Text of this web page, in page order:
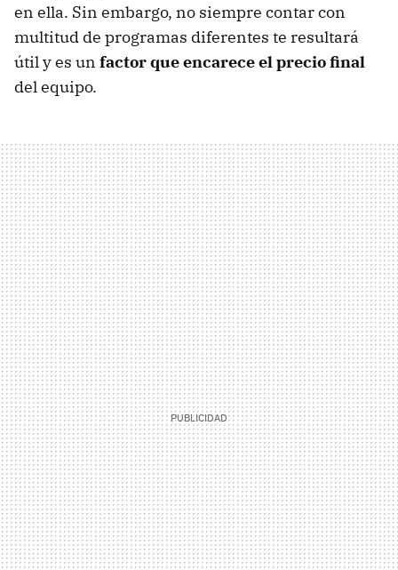
en ella. Sin embargo, no siempre contar con
multitud de programas diferentes te resultará
útil y es un factor que encarece el precio final
del equipo.